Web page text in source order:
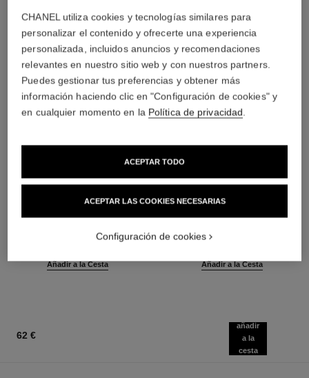
baume essentiel
Stick Iluminador Multiusos
8 tonos disponibles
Añadir a la Cesta
joues contraste intense
Colorete Crema Empolvada
Ref. 168242
5 tonos disponibles
Añadir a la Cesta
62 €
añadir
a la
cesta
CHANEL utiliza cookies y tecnologías similares para
personalizar el contenido y ofrecerte una experiencia
personalizada, incluidos anuncios y recomendaciones
relevantes en nuestro sitio web y con nuestros partners.
Puedes gestionar tus preferencias y obtener más
información haciendo clic en "Configuración de cookies" y
en cualquier momento en la Política de privacidad.
ACEPTAR LAS COOKIES NECESARIAS
ACEPTAR TODO
Configuración de cookies